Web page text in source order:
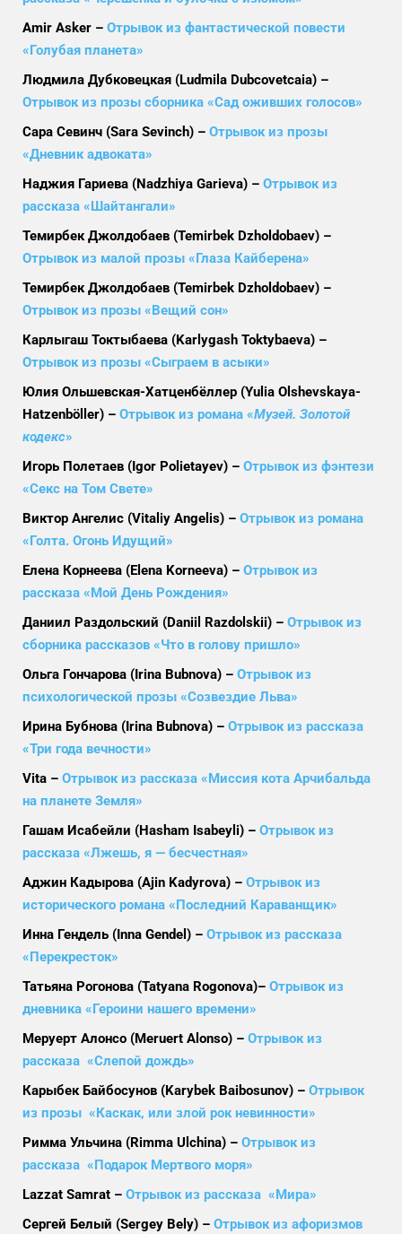
Amir Asker – Отрывок из фантастической повести
«Голубая планета»
Людмила Дубковецкая (Ludmila Dubcovetcaia) –
Отрывок из прозы сборника «Сад оживших голосов»
Сара Севинч (Sara Sevinch) – Отрывок из прозы
«Дневник адвоката»
Наджия Гариева (Nadzhiya Garieva) – Отрывок из
рассказа «Шайтангали»
Темирбек Джолдобаев (Temirbek Dzholdobaev) –
Отрывок из малой прозы «Глаза Кайберена»
Темирбек Джолдобаев (Temirbek Dzholdobaev) –
Отрывок из прозы «Вещий сон»
Карлыгаш Токтыбаева (Karlygash Toktybaeva) –
Отрывок из прозы «Сыграем в асыки»
Юлия Ольшевская-Хатценбёллер (Yulia Olshevskaya-
Hatzenböller) – Отрывок из романа «Музей. Золотой
кодекс»
Игорь Полетаев (Igor Polietayev) – Отрывок из фэнтези
«Секс на Том Свете»
Виктор Ангелис (Vitaliy Angelis) – Отрывок из романа
«Голта. Огонь Идущий»
Елена Корнеева (Elena Korneeva) – Отрывок из
рассказа «Мой День Рождения»
Даниил Раздольский (Daniil Razdolskii) – Отрывок из
сборника рассказов «Что в голову пришло»
Ольга Гончарова (Irina Bubnova) – Отрывок из
психологической прозы «Созвездие Льва»
Ирина Бубнова (Irina Bubnova) – Отрывок из рассказа
«Три года вечности»
Vita – Отрывок из рассказа «Миссия кота Арчибальда
на планете Земля»
Гашам Исабейли (Hasham Isabeyli) – Отрывок из
рассказа «Лжешь, я — бесчестная»
Аджин Кадырова (Ajin Kadyrova) – Отрывок из
исторического романа «Последний Караванщик»
Инна Гендель (Inna Gendel) – Отрывок из рассказа
«Перекресток»
Татьяна Рогонова (Tatyana Rogonova)– Отрывок из
дневника «Героини нашего времени»
Меруерт Алонсо (Meruert Alonso) – Отрывок из
рассказа «Слепой дождь»
Карыбек Байбосунов (Karybek Baibosunov) – Отрывок
из прозы «Каскак, или злой рок невинности»
Римма Ульчина (Rimma Ulchina) – Отрывок из
рассказа «Подарок Мертвого моря»
Lazzat Samrat – Отрывок из рассказа «Мира»
Сергей Белый (Sergey Bely) – Отрывок из афоризмов